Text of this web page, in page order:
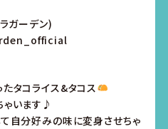
ガーデン)
タコライス&タコス
ゃいます♪
自分好みの味に変身させちゃ